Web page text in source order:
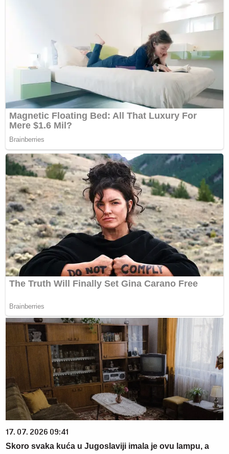
17. 07. 2026 09:41
Skoro svaka kuća u Jugoslaviji imala je ovu lampu, a